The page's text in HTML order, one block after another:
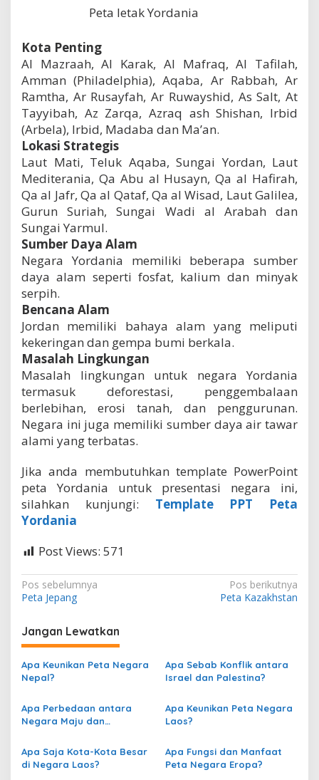
Peta letak Yordania
Kota Penting
Al Mazraah, Al Karak, Al Mafraq, Al Tafilah,
Amman (Philadelphia), Aqaba, Ar Rabbah, Ar
Ramtha, Ar Rusayfah, Ar Ruwayshid, As Salt, At
Tayyibah, Az Zarqa, Azraq ash Shishan, Irbid
(Arbela), Irbid, Madaba dan Ma’an.
Lokasi Strategis
Laut Mati, Teluk Aqaba, Sungai Yordan, Laut
Mediterania, Qa Abu al Husayn, Qa al Hafirah,
Qa al Jafr, Qa al Qataf, Qa al Wisad, Laut Galilea,
Gurun Suriah, Sungai Wadi al Arabah dan
Sungai Yarmul.
Sumber Daya Alam
Negara Yordania memiliki beberapa sumber
daya alam seperti fosfat, kalium dan minyak
serpih.
Bencana Alam
Jordan memiliki bahaya alam yang meliputi
kekeringan dan gempa bumi berkala.
Masalah Lingkungan
Masalah lingkungan untuk negara Yordania
termasuk deforestasi, penggembalaan
berlebihan, erosi tanah, dan penggurunan.
Negara ini juga memiliki sumber daya air tawar
alami yang terbatas.
Jika anda membutuhkan template PowerPoint
peta Yordania untuk presentasi negara ini,
silahkan kunjungi: Template PPT Peta
Yordania
Post Views: 571
N
a
v
i
g
a
s
i
p
o
Pos sebelumnya
Peta Jepang
Pos berikutnya
Peta Kazakhstan
Jangan Lewatkan
Apa Keunikan Peta Negara
Nepal?
Apa Sebab Konflik antara
Israel dan Palestina?
Apa Perbedaan antara
Negara Maju dan
Peta?
Apa Keunikan Peta Negara
Laos?
Apa Saja Kota-Kota Besar
di Negara Laos?
Apa Fungsi dan Manfaat
Peta Negara Eropa?